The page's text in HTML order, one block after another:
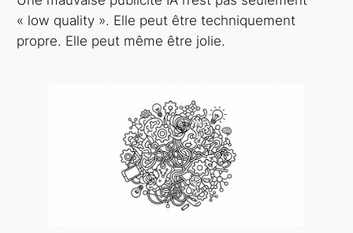
« low quality ». Elle peut être techniquement
propre. Elle peut même être jolie.